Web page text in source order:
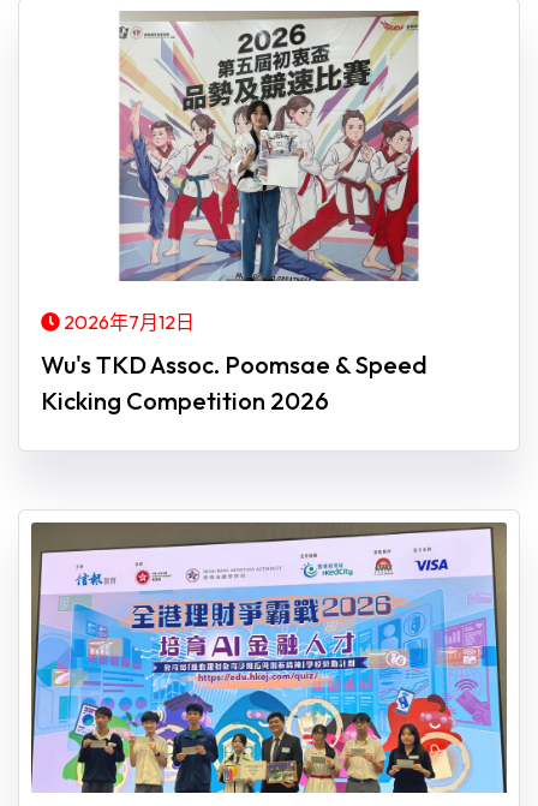
2026年7月12日
Wu's TKD Assoc. Poomsae & Speed
Kicking Competition 2026